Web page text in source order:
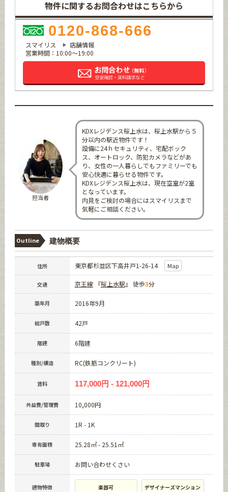
物件に関するお問合わせはこちらから
0120-868-666
スマイリス
店舗情報
営業時間：10:00～19:00
担当者
KDXレジデンス桜上水は、桜上水駅から５
分以内の駅近物件です！
設備に24ｈセキュリティ、宅配ボック
ス、オートロック、防犯カメラなどがあ
り、女性の一人暮らしでもファミリーでも
安心快適に暮らせる物件です。
KDXレジデンス桜上水は、現在空室が2室
となっています。
内見をご検討の場合にはスマイリスまで
気軽にご相談ください。
Outline 建物概要
住所 東京都杉並区下高井戸1-26-14 Map
交通 京王線『桜上水駅』 徒歩3分
築年月 2016年9月
総戸数 42戸
階建 6階建
種別/構造 RC(鉄筋コンクリート)
賃料 117,000円 - 121,000円
共益費/管理費 10,000円
間取り 1R - 1K
専有面積 25.28㎡ - 25.51㎡
駐車場 お問い合わせくさい
建物特徴 楽器可 デザイナーズマンション